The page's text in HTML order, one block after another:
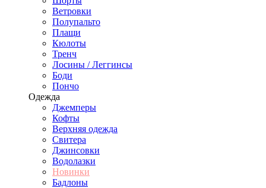
Ветровки
Полупальто
Плащи
Кюлоты
Тренч
Лосины / Леггинсы
Боди
Пончо
Одежда
Джемперы
Кофты
Верхняя одежда
Свитера
Джинсовки
Водолазки
Новинки
Бадлоны